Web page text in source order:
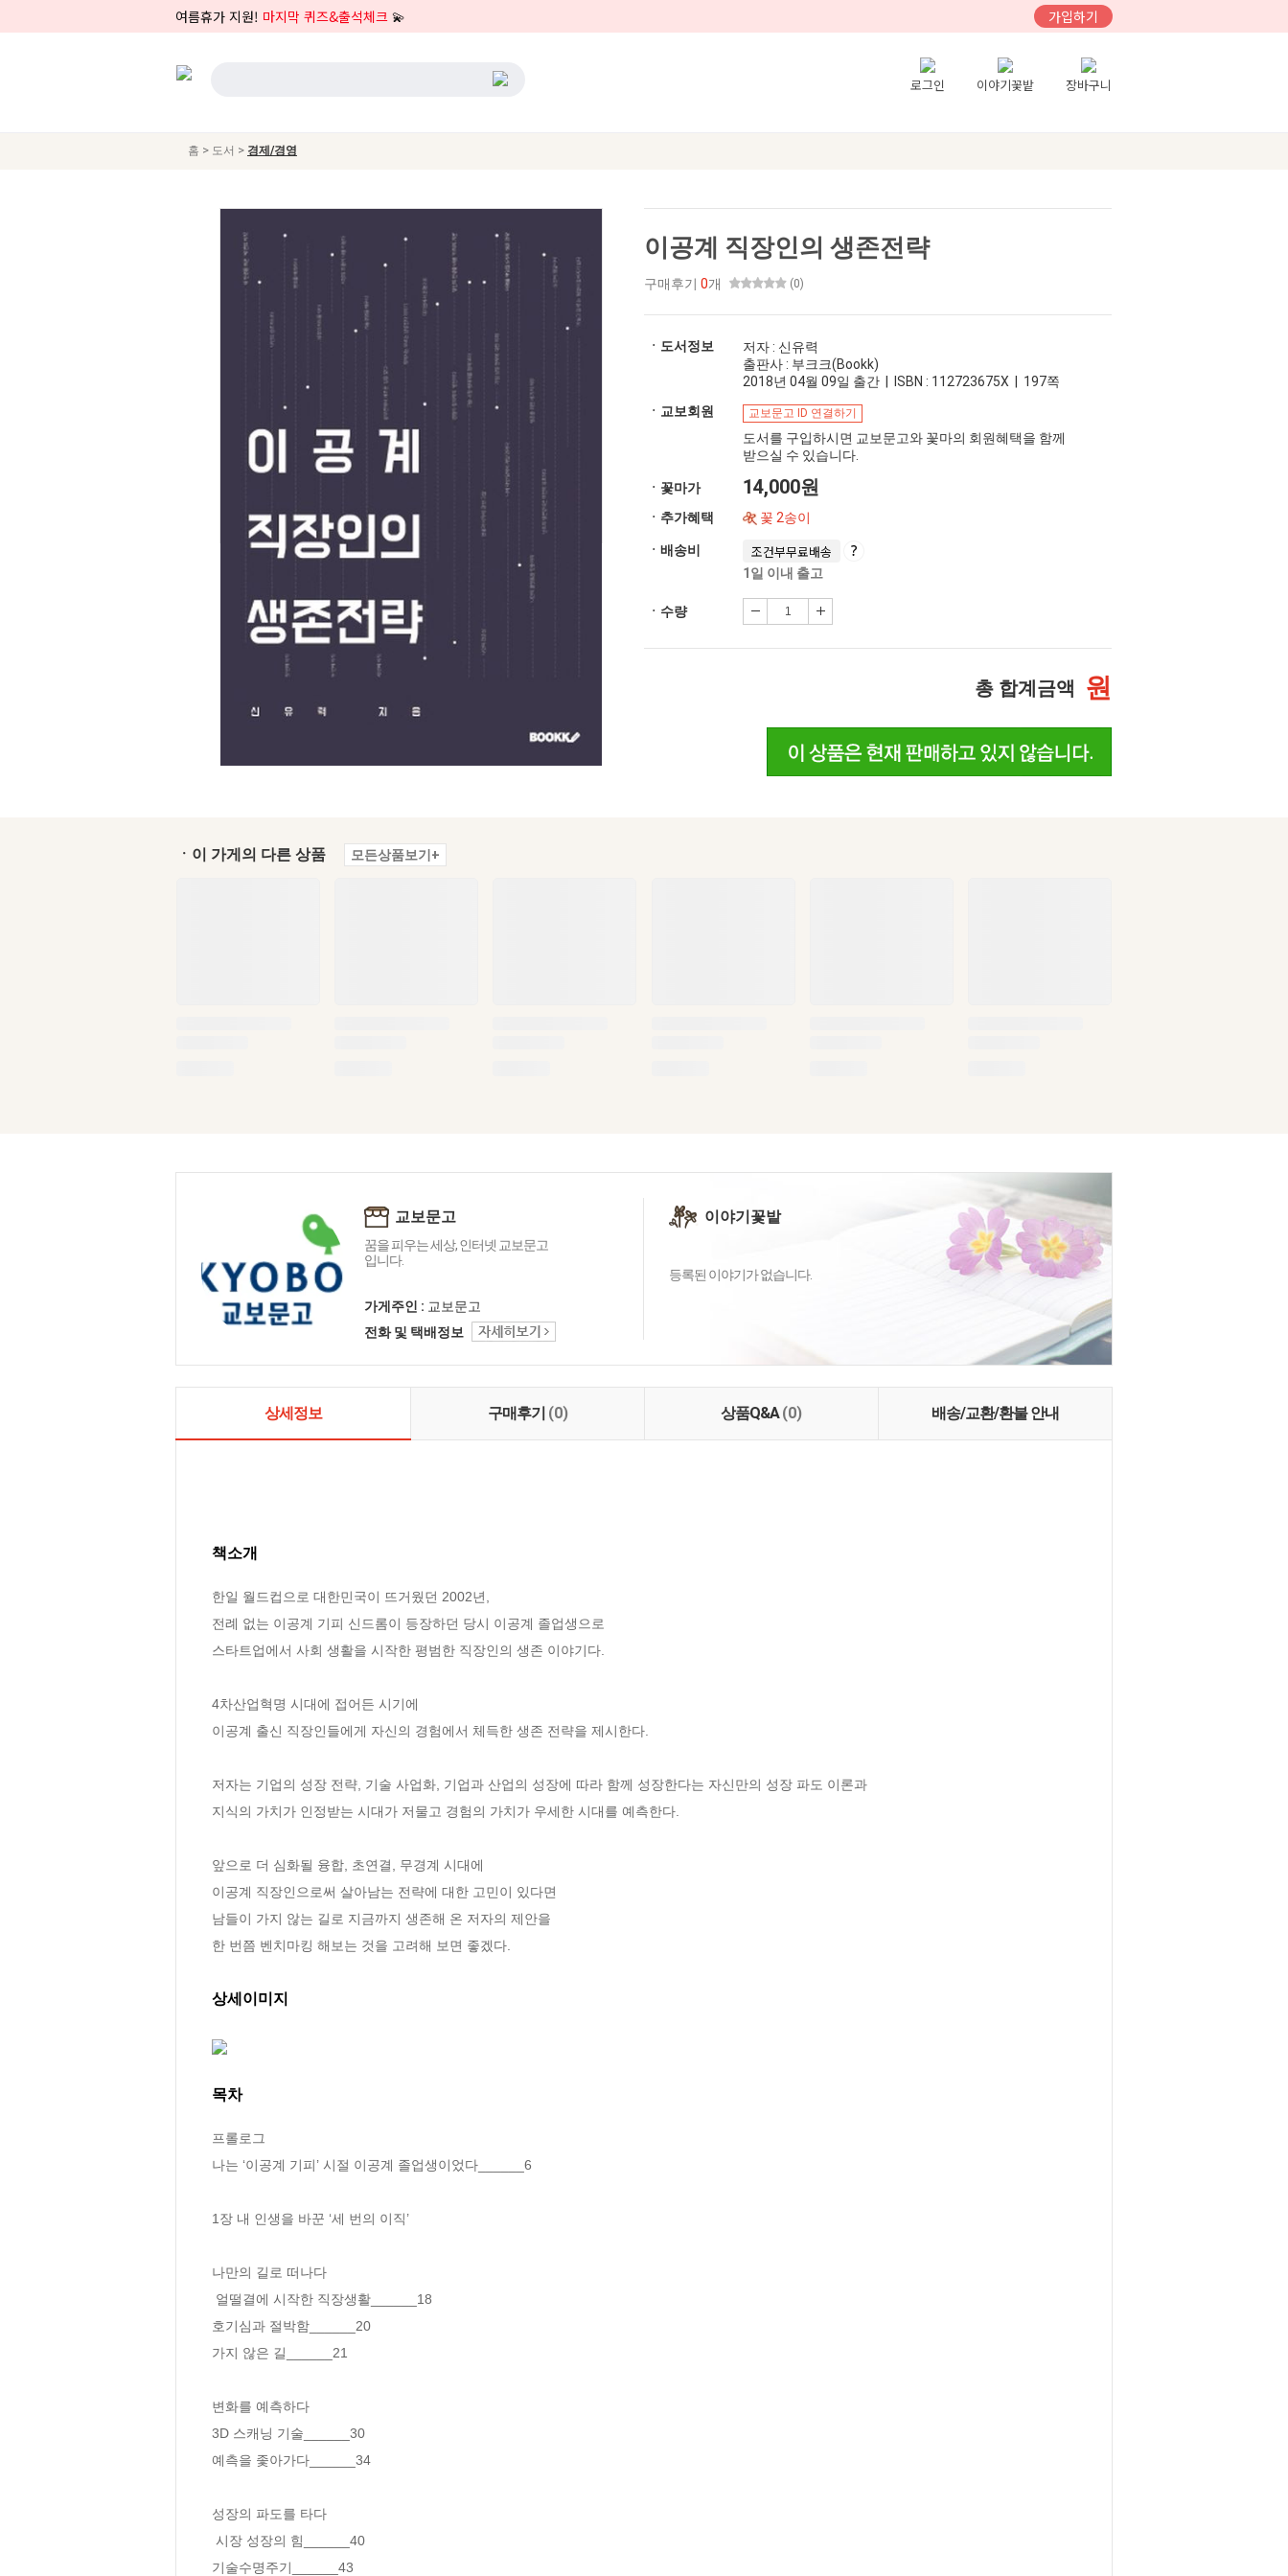
여름휴가 지원! 마지막 퀴즈&출석체크 💫 가입하기
로그인 이야기꽃밭 장바구니
홈 > 도서 > 경제/경영
이공계 직장인의 생존전략
구매후기 0개 (0)
ㆍ도서정보
저자 : 신유력
출판사 : 부크크(Bookk)
2018년 04월 09일 출간 | ISBN : 112723675X | 197쪽
ㆍ교보회원
교보문고 ID 연결하기
도서를 구입하시면 교보문고와 꽃마의 회원혜택을 함께
받으실 수 있습니다.
ㆍ꽃마가 14,000원
ㆍ추가혜택 꽃 2송이
ㆍ배송비 조건부무료배송
1일 이내 출고
ㆍ수량
총 합계금액 원
ㆍ이 가게의 다른 상품 모든상품보기+
교보문고
꿈을 피우는 세상, 인터넷 교보문고
입니다.
가게주인 : 교보문고
전화 및 택배정보
이야기꽃밭
등록된 이야기가 없습니다.
상세정보 구매후기 (0) 상품Q&A(0) 배송/교환/환불 안내
책소개
한일 월드컵으로 대한민국이 뜨거웠던 2002년,
전례 없는 이공계 기피 신드롬이 등장하던 당시 이공계 졸업생으로
스타트업에서 사회 생활을 시작한 평범한 직장인의 생존 이야기다.
4차산업혁명 시대에 접어든 시기에
이공계 출신 직장인들에게 자신의 경험에서 체득한 생존 전략을 제시한다.
저자는 기업의 성장 전략, 기술 사업화, 기업과 산업의 성장에 따라 함께 성장한다는 자신만의 성장 파도 이론과
지식의 가치가 인정받는 시대가 저물고 경험의 가치가 우세한 시대를 예측한다.
앞으로 더 심화될 융합, 초연결, 무경계 시대에
이공계 직장인으로써 살아남는 전략에 대한 고민이 있다면
남들이 가지 않는 길로 지금까지 생존해 온 저자의 제안을
한 번쯤 벤치마킹 해보는 것을 고려해 보면 좋겠다.
상세이미지
목차
프롤로그
나는 ‘이공계 기피’ 시절 이공계 졸업생이었다______6
1장 내 인생을 바꾼 ‘세 번의 이직’
나만의 길로 떠나다
호기심과 절박함______20
가지 않은 길______21
변화를 예측하다
3D 스캐닝 기술______30
예측을 좇아가다______34
성장의 파도를 타다
기술수명주기______43